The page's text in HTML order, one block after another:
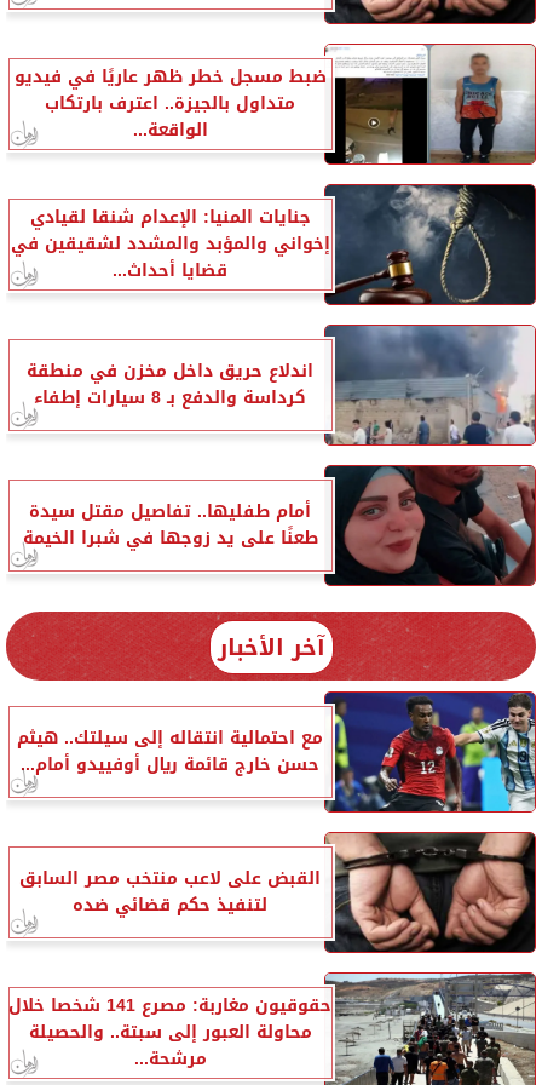
ضبط مسجل خطر ظهر عاريًا في فيديو
متداول بالجيزة.. اعترف بارتكاب
الواقعة...
جنايات المنيا: الإعدام شنقا لقيادي
إخواني والمؤبد والمشدد لشقيقين في
قضايا أحداث...
اندلاع حريق داخل مخزن في منطقة
كرداسة والدفع بـ 8 سيارات إطفاء
أمام طفليها.. تفاصيل مقتل سيدة
طعنًا على يد زوجها في شبرا الخيمة
آخر الأخبار
مع احتمالية انتقاله إلى سيلتك.. هيثم
حسن خارج قائمة ريال أوفييدو أمام...
القبض على لاعب منتخب مصر السابق
لتنفيذ حكم قضائي ضده
حقوقيون مغاربة: مصرع 141 شخصا خلال
محاولة العبور إلى سبتة.. والحصيلة
مرشحة...